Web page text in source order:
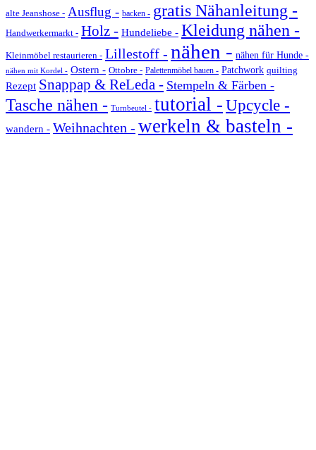
alte Jeanshose - Ausflug - backen - gratis Nähanleitung -
Handwerkermarkt - Holz - Hundeliebe - Kleidung nähen -
Kleinmöbel restaurieren - Lillestoff - nähen - nähen für Hunde -
nähen mit Kordel - Ostern - Ottobre - Palettenmöbel bauen - Patchwork quilting
Rezept Snappap & ReLeda - Stempeln & Färben -
Tasche nähen - Turnbeutel - tutorial -Upcycle -
wandern - Weihnachten - werkeln & basteln -